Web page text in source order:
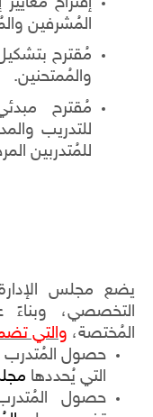
المُشرفين
مُقترح
والمُمتحنين.
مُقترح مبدئي
للتدريب
للمُتدربين
يضع مجلس
التخصصي، وبناءً
المُختصة، والتي
حصول المُتدرب
التي يُحددها
حصول